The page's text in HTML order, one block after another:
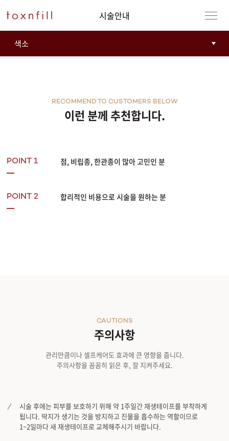
시술안내
이런 분께 추천합니다.
RECOMMEND TO CUSTOMERS BELOW
POINT 1 점, 비립종, 한관종이 많아 고민인 분
POINT 2 합리적인 비용으로 시술을 원하는 분
주의사항
CAUTIONS
관리만큼이나 셀프케어도 효과에 큰 영향을 줍니다.
주의사항을 꼼꼼히 읽은 후, 잘 지켜주세요.
시술 후에는 피부를 보호하기 위해 약 1주일간 재생테이프를 부착하게
됩니다. 딱지가 생기는 것을 방지하고 진물을 흡수하는 역할이므로
1~2일마다 새 재생테이프로 교체해주시기 바랍니다.